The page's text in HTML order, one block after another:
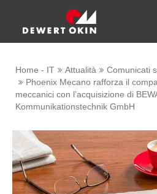
Home - IT Attualità
Comunicati
Phoenix Mecano rafforza il
meccanici con l’acquisizione di
Kommunikationstechnik GmbH